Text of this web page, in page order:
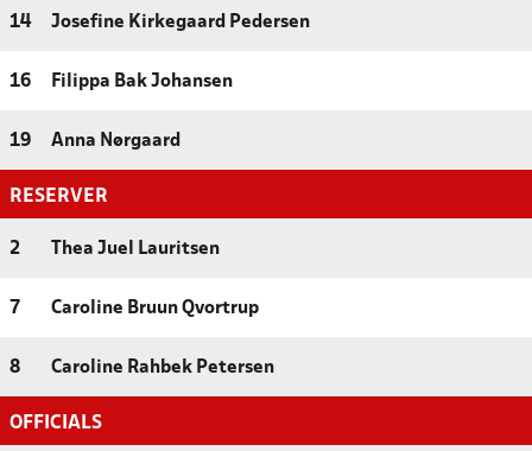
14 Josefine Kirkegaard Pedersen
16 Filippa Bak Johansen
19 Anna Nørgaard
RESERVER
2 Thea Juel Lauritsen
7 Caroline Bruun Qvortrup
8 Caroline Rahbek Petersen
OFFICIALS